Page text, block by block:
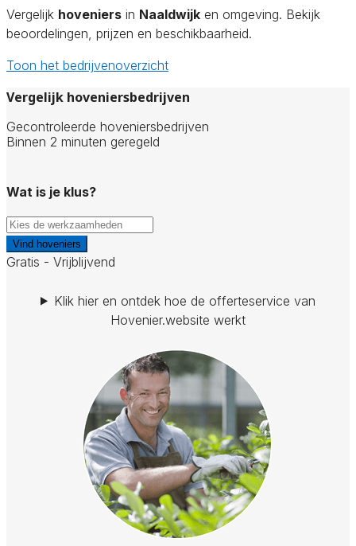
Vergelijk hoveniers in Naaldwijk en omgeving. Bekijk
beoordelingen, prijzen en beschikbaarheid.
Toon het bedrijvenoverzicht
Vergelijk hoveniersbedrijven
Gecontroleerde hoveniersbedrijven
Binnen 2 minuten geregeld
Wat is je klus?
Vind hoveniers
Gratis - Vrijblijvend
Klik hier en ontdek hoe de offerteservice van
Hovenier.website werkt